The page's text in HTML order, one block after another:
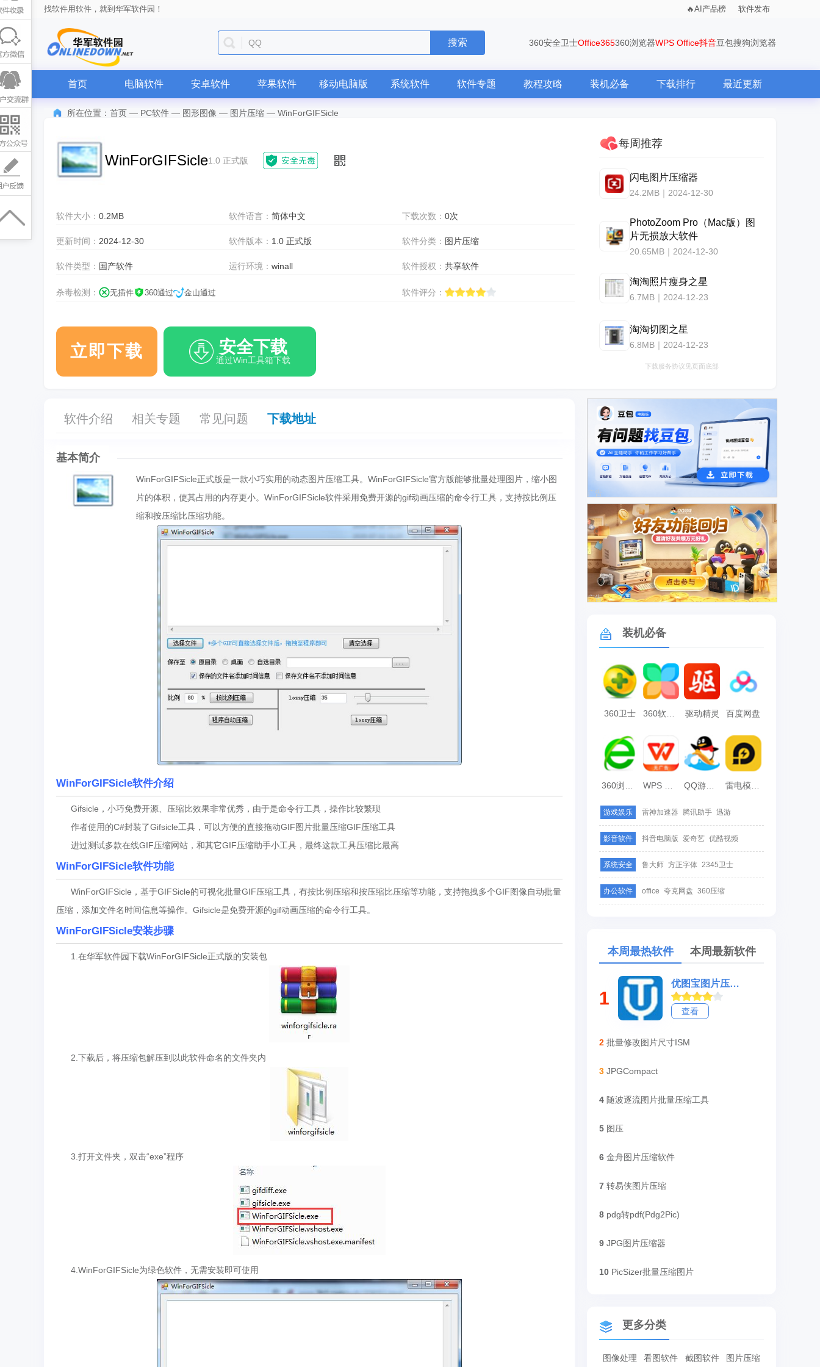
找软件用软件，就到华军软件园！ AI产品榜 软件发布
迅雷 搜索 360安全卫士Office365360浏览器WPS Office抖音豆包搜狗浏览器
首页 电脑软件 安卓软件 苹果软件 移动电脑版 系统软件 软件专题 教程攻略 装机必备 下载排行 最近更新
所在位置： 首页 — PC软件 — 图形图像 — 图片压缩 — WinForGIFSicle
WinForGIFSicle1.0 正式版
软件大小： 0.2MB 软件语言：简体中文 下载次数： 0次
更新时间： 2024-12-30 软件版本： 1.0 正式版 软件分类： 图片压缩
软件类型： 国产软件 运行环境：winall 软件授权： 共享软件
杀毒检测： 无插件 360通过 金山通过 软件评分：
立即下载 安全下载
通过Win工具箱下载
每周推荐
闪电图片压缩器
24.2MB｜2024-12-30
PhotoZoom Pro（Mac版）图
片无损放大软件
20.65MB｜2024-12-30
淘淘照片瘦身之星
6.7MB｜2024-12-23
淘淘切图之星
6.8MB｜2024-12-23
下载服务协议见页面底部
软件介绍 相关专题 常见问题 下载地址
基本简介
WinForGIFSicle正式版是一款小巧实用的动态图片压缩工具。WinForGIFSicle官方版能够批量处理图片，缩小图
片的体积，使其占用的内存更小。WinForGIFSicle软件采用免费开源的gif动画压缩的命令行工具，支持按比例压
缩和按压缩比压缩功能。
WinForGIFSicle软件介绍
Gifsicle，小巧免费开源、压缩比效果非常优秀，由于是命令行工具，操作比较繁琐
作者使用的C#封装了Gifsicle工具，可以方便的直接拖动GIF图片批量压缩GIF压缩工具
进过测试多款在线GIF压缩网站，和其它GIF压缩助手小工具，最终这款工具压缩比最高
WinForGIFSicle软件功能
WinForGIFSicle，基于GIFSicle的可视化批量GIF压缩工具，有按比例压缩和按压缩比压缩等功能，支持拖拽多个GIF图像自动批量
压缩，添加文件名时间信息等操作。Gifsicle是免费开源的gif动画压缩的命令行工具。
WinForGIFSicle安装步骤
1.在华军软件园下载WinForGIFSicle正式版的安装包
2.下载后，将压缩包解压到以此软件命名的文件夹内
3.打开文件夹，双击“exe”程序
4.WinForGIFSicle为绿色软件，无需安装即可使用
广告
广告
装机必备
360卫士 360软件管家 驱动精灵 百度网盘
雷电模拟器
游戏娱乐 雷神加速器 腾讯助手 迅游
影音软件 抖音电脑版 爱奇艺 优酷视频
系统安全 鲁大师 方正字体 2345卫士
办公软件 office 夸克网盘 360压缩
本周最热软件 本周最新软件
1
优图宝图片压缩软件
查看
2 批量修改图片尺寸ISM
3 JPGCompact
4 随波逐流图片批量压缩工具
5 图压
6 金舟图片压缩软件
7 转易侠图片压缩
8 pdg转pdf(Pdg2Pic)
9 JPG图片压缩器
10 PicSizer批量压缩图片
更多分类
图像处理 看图软件 截图软件 图片压缩